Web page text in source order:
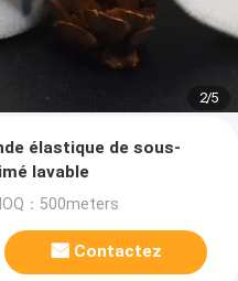
2/5
élastique de sous-
lavable
：500meters
Contactez